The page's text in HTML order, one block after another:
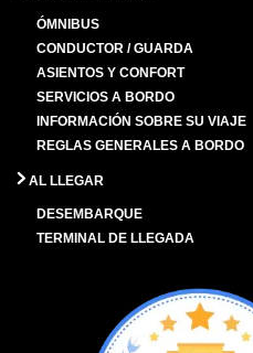
ÓMNIBUS
CONDUCTOR / GUARDA
ASIENTOS Y CONFORT
SERVICIOS A BORDO
INFORMACIÓN SOBRE SU VIAJE
REGLAS GENERALES A BORDO
AL LLEGAR
DESEMBARQUE
TERMINAL DE LLEGADA